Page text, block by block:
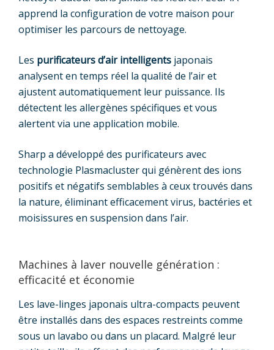
apprend la configuration de votre maison pour
optimiser les parcours de nettoyage.
Les purificateurs d’air intelligents japonais
analysent en temps réel la qualité de l’air et
ajustent automatiquement leur puissance. Ils
détectent les allergènes spécifiques et vous
alertent via une application mobile.
Sharp a développé des purificateurs avec
technologie Plasmacluster qui génèrent des ions
positifs et négatifs semblables à ceux trouvés dans
la nature, éliminant efficacement virus, bactéries et
moisissures en suspension dans l’air.
Machines à laver nouvelle génération :
efficacité et économie
Les lave-linges japonais ultra-compacts peuvent
être installés dans des espaces restreints comme
sous un lavabo ou dans un placard. Malgré leur